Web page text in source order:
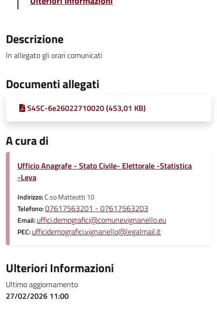
Descrizione
In allegato gli orari comunicati
Documenti allegati
S45C-6e26022710020 (453,01 KB)
A cura di
Ufficio Anagrafe - Stato Civile- Elettorale -Statistica
-Leva
Indirizzo:C.so Matteotti 10
Telefono:07617563201 - 07617563203
Email:uffici.demografici@comunevignanello.eu
PEC:ufficidemografici.vignanello@legalmail.it
Ulteriori Informazioni
Ultimo aggiornamento
27/02/2026 11:00